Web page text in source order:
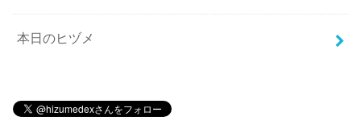
本日のヒヅメ